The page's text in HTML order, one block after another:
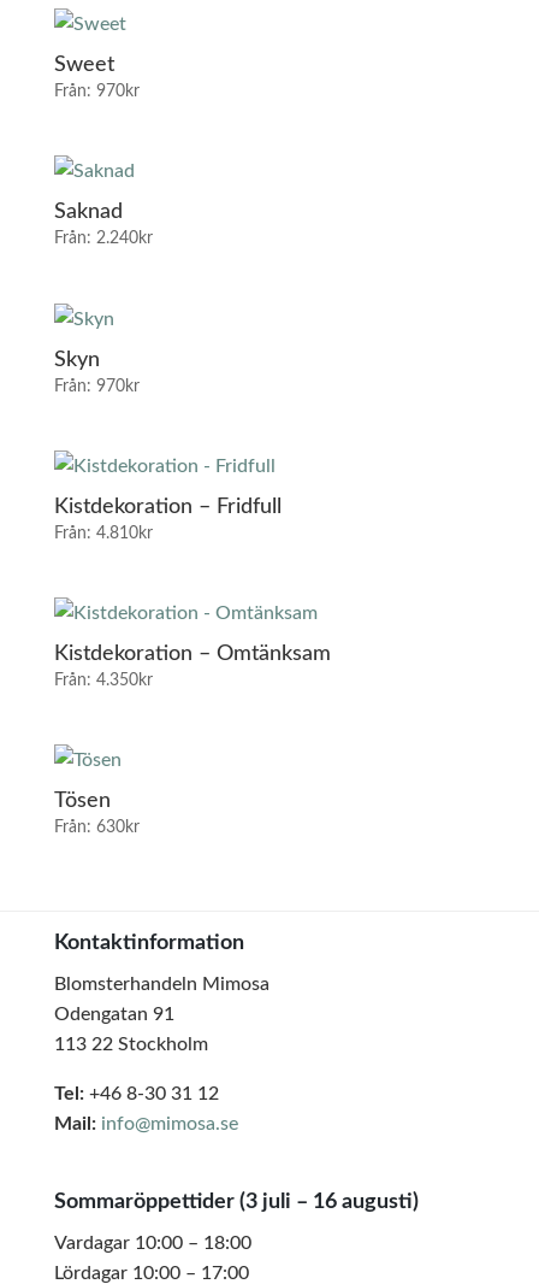
Sweet
Från: 970kr
Saknad
Från: 2.240kr
Skyn
Från: 970kr
Kistdekoration – Fridfull
Från: 4.810kr
Kistdekoration – Omtänksam
Från: 4.350kr
Tösen
Från: 630kr
Kontaktinformation
Blomsterhandeln Mimosa
Odengatan 91
113 22 Stockholm
Tel:+46 8-30 31 12
Mail: info@mimosa.se
Sommaröppettider (3 juli – 16 augusti)
Vardagar 10:00 – 18:00
Lördagar 10:00 – 17:00